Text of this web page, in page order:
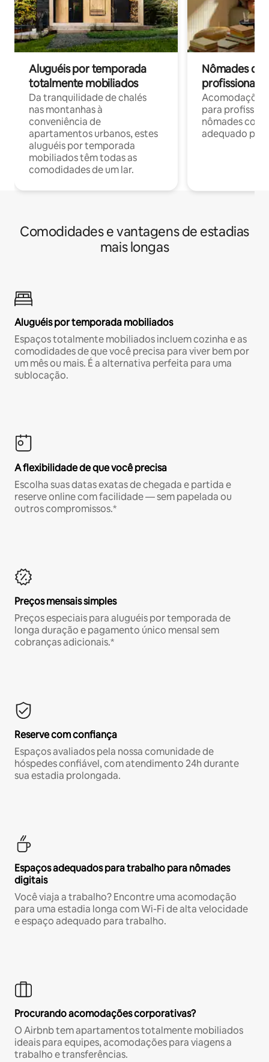
Aluguéis por temporada
totalmente mobiliados
Da tranquilidade de chalés
nas montanhas à
conveniência de
apartamentos urbanos, estes
aluguéis por temporada
mobiliados têm todas as
comodidades de um lar.
Nômades
profissionais
para
nômades com
adequado
Comodidades e vantagens de estadias
mais longas
Aluguéis por temporada mobiliados
Espaços totalmente mobiliados incluem cozinha e as
comodidades de que você precisa para viver bem por
um mês ou mais. É a alternativa perfeita para uma
sublocação.
A flexibilidade de que você precisa
Escolha suas datas exatas de chegada e partida e
reserve online com facilidade — sem papelada ou
outros compromissos.*
Preços mensais simples
Preços especiais para aluguéis por temporada de
longa duração e pagamento único mensal sem
cobranças adicionais.*
Reserve com confiança
Espaços avaliados pela nossa comunidade de
hóspedes confiável, com atendimento 24h durante
sua estadia prolongada.
Espaços adequados para trabalho para nômades
digitais
Você viaja a trabalho? Encontre uma acomodação
para uma estadia longa com Wi-Fi de alta velocidade
e espaço adequado para trabalho.
Procurando acomodações corporativas?
O Airbnb tem apartamentos totalmente mobiliados
ideais para equipes, acomodações para viagens a
trabalho e transferências.